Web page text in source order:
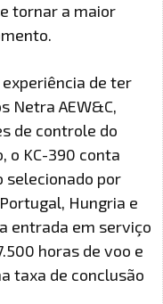
tornar a maior
de ter
Netra AEW&C,
de controle do
o KC-390 conta
selecionado por
Hungria e
entrada em serviço
horas de voo e
taxa de conclusão